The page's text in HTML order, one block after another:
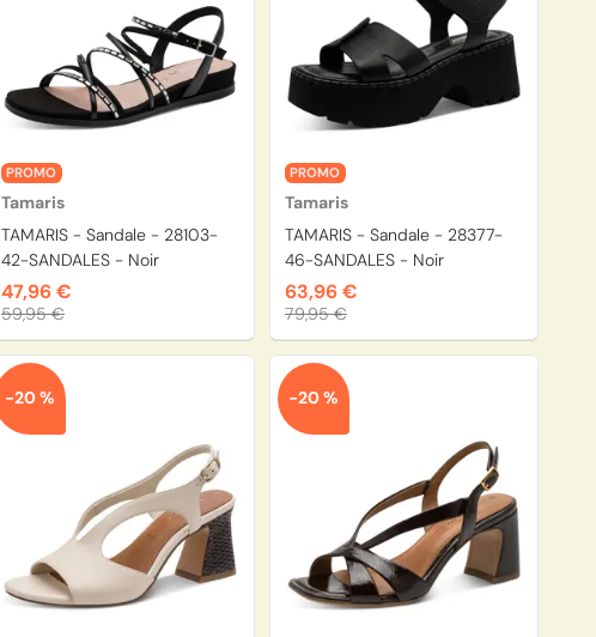
PROMO
Tamaris
TAMARIS - Sandale - 28103-
42-SANDALES - Noir
47,96 €
59,95 €
PROMO
Tamaris
TAMARIS - Sandale - 28377-
46-SANDALES - Noir
63,96 €
79,95 €
-20 % -20 %